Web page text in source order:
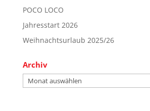
POCO LOCO
Jahresstart 2026
Weihnachtsurlaub 2025/26
Archiv
Archiv